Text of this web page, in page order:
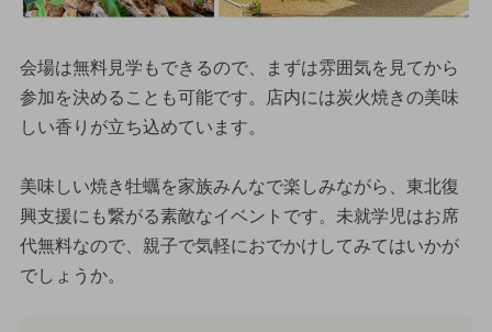
会場は無料見学もできるので、まずは雰囲気を見てから
参加を決めることも可能です。店内には炭火焼きの美味
しい香りが立ち込めています。
美味しい焼き牡蠣を家族みんなで楽しみながら、東北復
興支援にも繋がる素敵なイベントです。未就学児はお席
代無料なので、親子で気軽におでかけしてみてはいかが
でしょうか。